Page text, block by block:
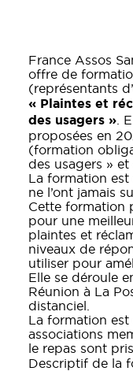
France Assos
offre de
(représentants
« Plaintes et
des usagers » .
proposées en
(formation
des usagers » et
La formation
ne l’ont jamais
Cette formation
pour une
plaintes et
niveaux de
utiliser pour
Elle se déroule
Réunion à La
distanciel.
La formation
associations
le repas sont
Descriptif de la